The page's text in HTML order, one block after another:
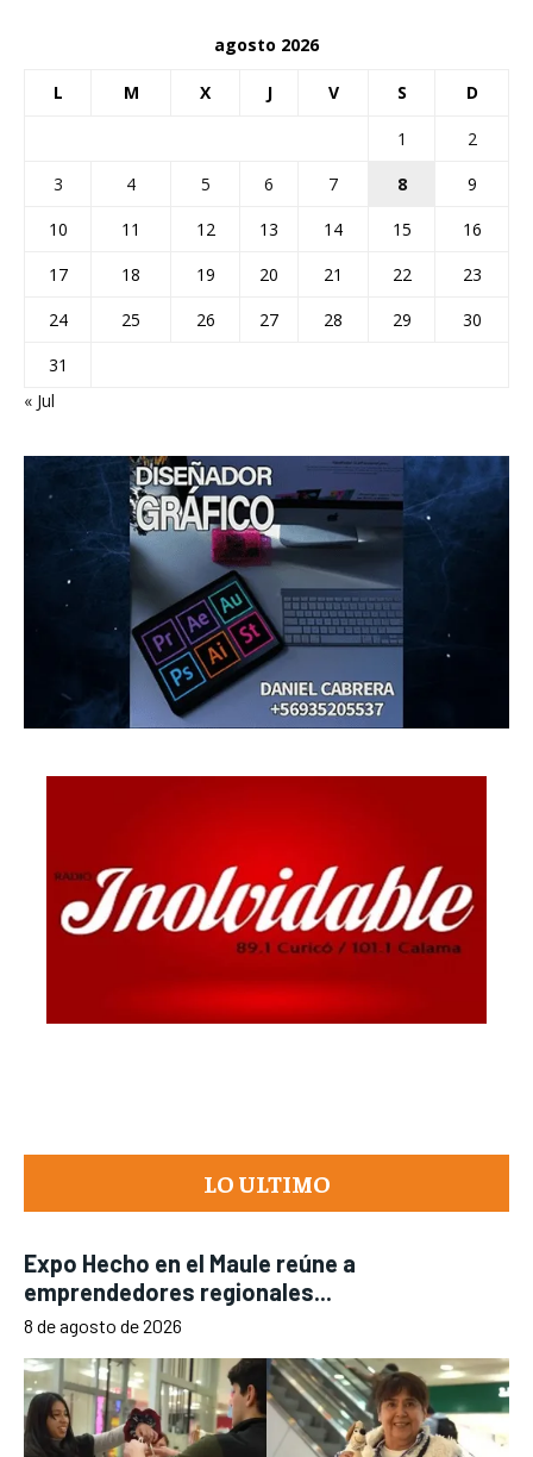
agosto 2026
L M X J V S D
1
2
3
4 5 6 7 8
9
10
11 12 13 14 15
16
17
18 19 20 21 22
23
24
25 26 27 28 29
30
31
« Jul
LO ULTIMO
Expo Hecho en el Maule reúne a
emprendedores regionales...
8 de agosto de 2026